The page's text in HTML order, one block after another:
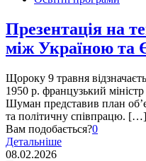
Презентація на
між Україною та
Щороку 9 травня
1950 р. французький
Шуман представив план
та політичну співпрацю. […]
Вам подобається?0
Детальніше
08.02.2026